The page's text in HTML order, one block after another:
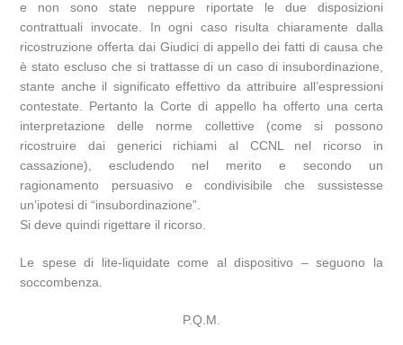
e non sono state neppure riportate le due disposizioni
contrattuali invocate. In ogni caso risulta chiaramente dalla
ricostruzione offerta dai Giudici di appello dei fatti di causa che
è stato escluso che si trattasse di un caso di insubordinazione,
stante anche il significato effettivo da attribuire all’espressioni
contestate. Pertanto la Corte di appello ha offerto una certa
interpretazione delle norme collettive (come si possono
ricostruire dai generici richiami al CCNL nel ricorso in
cassazione), escludendo nel merito e secondo un
ragionamento persuasivo e condivisibile che sussistesse
un’ipotesi di “insubordinazione”.
Si deve quindi rigettare il ricorso.
Le spese di lite-liquidate come al dispositivo – seguono la
soccombenza.
P.Q.M.